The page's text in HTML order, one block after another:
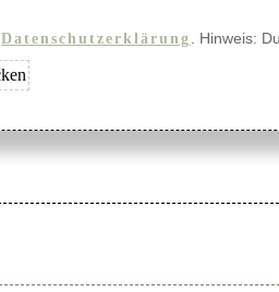
Datenschutzerklärung . Hinweis: